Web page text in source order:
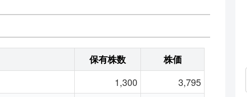
保有株数
株価
1,300
3,795